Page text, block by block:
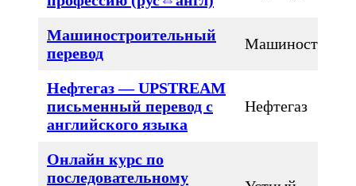
Машиностроительный
перевод
Нефтегаз — UPSTREAM
письменный перевод с
английского языка
Нефтегаз
Онлайн курс по
последовательному